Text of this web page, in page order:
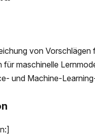
von
maschinelle
und Machine-